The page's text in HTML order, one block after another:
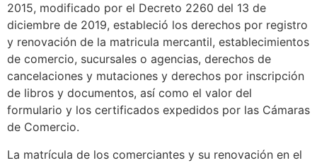
2015, modificado por el Decreto 2260 del 13 de
diciembre de 2019, estableció los derechos por registro
y renovación de la matricula mercantil, establecimientos
de comercio, sucursales o agencias, derechos de
cancelaciones y mutaciones y derechos por inscripción
de libros y documentos, así como el valor del
formulario y los certificados expedidos por las Cámaras
de Comercio.
La matrícula de los comerciantes y su renovación en el